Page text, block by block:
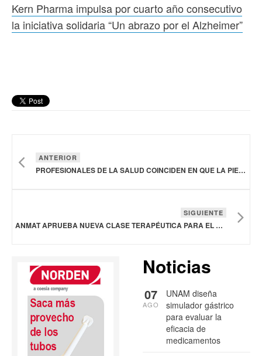
Kern Pharma impulsa por cuarto año consecutivo
la iniciativa solidaria “Un abrazo por el Alzheimer”
ANTERIOR
PROFESIONALES DE LA SALUD COINCIDEN EN QUE LA PIEL SECA PUEDE GENERAR TRASTORNOS DERMATOLÓGICOS
SIGUIENTE
ANMAT APRUEBA NUEVA CLASE TERAPÉUTICA PARA EL TRATAMIENTO DEL MIELOMA MÚLTIPLE
Noticias
UNAM diseña
simulador gástrico
para evaluar la
eficacia de
medicamentos
07
AGO